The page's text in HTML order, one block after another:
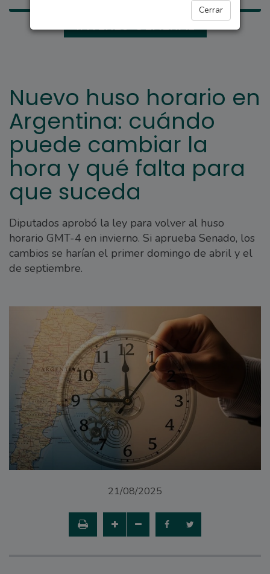
Cerrar
INTERÉS GENERAL
Nuevo huso horario en
Argentina: cuándo
puede cambiar la
hora y qué falta para
que suceda
Diputados aprobó la ley para volver al huso
horario GMT-4 en invierno. Si aprueba Senado, los
cambios se harían el primer domingo de abril y el
de septiembre.
21/08/2025